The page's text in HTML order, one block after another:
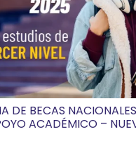
DE BECAS
ACADÉMICO –